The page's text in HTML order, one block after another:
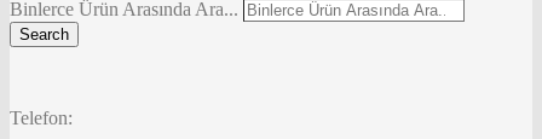
Binlerce Ürün Arasında Ara...
Search
Telefon: